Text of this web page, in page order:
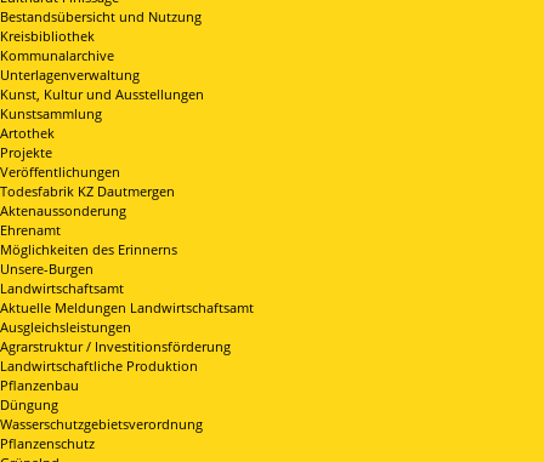
Bestandsübersicht und Nutzung
Kreisbibliothek
Kommunalarchive
Unterlagenverwaltung
Kunst, Kultur und Ausstellungen
Kunstsammlung
Artothek
Projekte
Veröffentlichungen
Todesfabrik KZ Dautmergen
Aktenaussonderung
Ehrenamt
Möglichkeiten des Erinnerns
Unsere-Burgen
Landwirtschaftsamt
Aktuelle Meldungen Landwirtschaftsamt
Ausgleichsleistungen
Agrarstruktur / Investitionsförderung
Landwirtschaftliche Produktion
Pflanzenbau
Düngung
Wasserschutzgebietsverordnung
Pflanzenschutz